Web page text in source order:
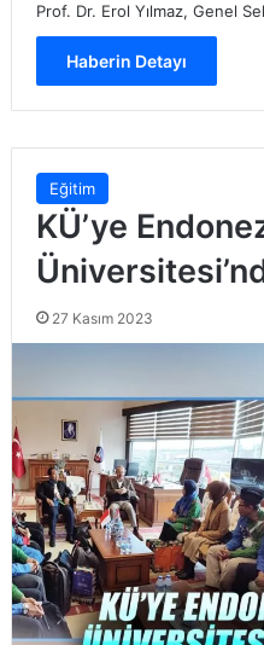
Prof. Dr. Erol Yılmaz, Genel
Haberin Detayı
Eğitim
KÜ’ye
27 Kasım 2023